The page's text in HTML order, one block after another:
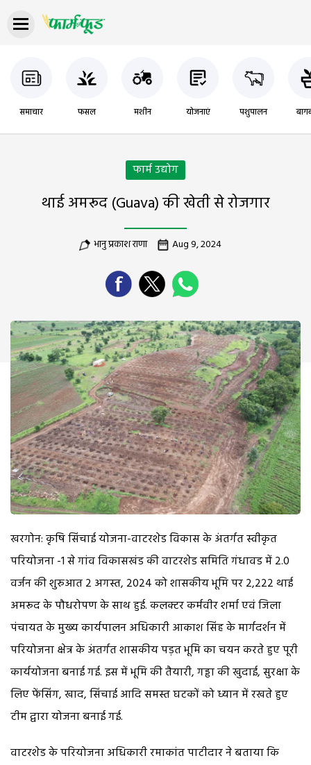
समाचार फसल मशीन योजनाएं पशुपालन
फार्म उद्योग
थाई अमरूद (Guava) की खेती से रोजगार
भानु प्रकाश राणा Aug 9, 2024
खरगोन: कृषि सिंचाई योजना-वाटरशेड विकास के अंतर्गत स्वीकृत
परियोजना -1 से गांव विकासखंड की वाटरशेड समिति गंधावड में 2.0
वर्जन की शुरुआत 2 अगस्त, 2024 को शासकीय भूमि पर 2,222 थाई
अमरूद के पौधरोपण के साथ हुई. कलक्टर कर्मवीर शर्मा एवं जिला
पंचायत के मुख्य कार्यपालन अधिकारी आकाश सिंह के मार्गदर्शन में
परियोजना क्षेत्र के अंतर्गत शासकीय पड़त भूमि का चयन करते हुए पूरी
कार्ययोजना बनाई गई. इस में भूमि की तैयारी, गड्ढा की खुदाई, सुरक्षा के
लिए फेंसिंग, खाद, सिंचाई आदि समस्त घटकों को ध्यान में रखते हुए
टीम द्वारा योजना बनाई गई.
वाटरशेड के परियोजना अधिकारी रमाकांत पाटीदार ने बताया कि